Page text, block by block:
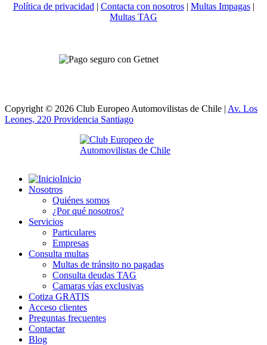
Política de privacidad | Contacta con nosotros| Multas Impagas|
Multas TAG
Copyright © 2026 Club Europeo Automovilistas de Chile | Av. Los
Leones, 220 Providencia Santiago
Inicio
Nosotros
Quiénes somos
¿Por qué nosotros?
Servicios
Particulares
Empresas
Consulta multas
Multas de tránsito no pagadas
Consulta deudas TAG
Camaras vías exclusivas
Cotiza GRATIS
Acceso clientes
Preguntas frecuentes
Contactar
Blog